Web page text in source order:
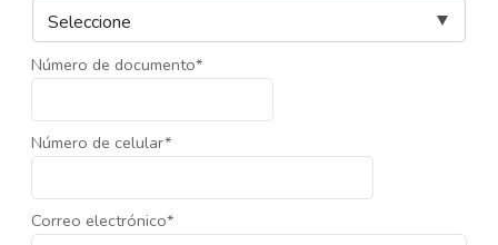
Número de documento*
Número de celular*
Correo electrónico*